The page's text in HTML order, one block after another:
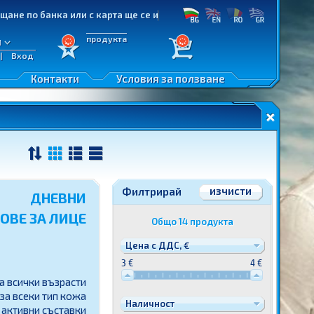
банка или с карта ще се изпълняват приоритетно!
Вход
продукта
Условия за ползване
Контакти
ДНЕВНИ
ЗА ЛИЦЕ
всички възрасти
всеки тип кожа
съставки
Филтрирай изчисти
Общо14продукта
Цена с ДДС, €
3 € 4 €
Наличност